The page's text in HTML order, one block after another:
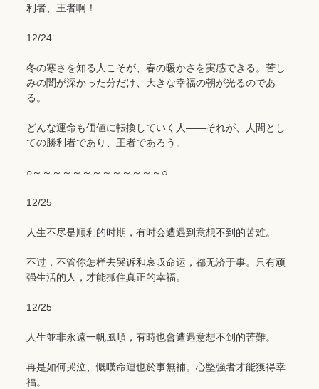
利者、王者啊！
12/24
冬の寒さを知る人こそが、春の暖かさを実感できる。苦し
みの闇が深かった分だけ、大きな幸福の朝が光るのであ
る。
どんな運命も価値に転換していく人――それが、人間とし
ての勝利者であり、王者であろう。
○～～～～～～～～～～～～～○
12/25
人生不尽是顺利的时期，有时会遭遇到意想不到的苦难。
不过，不管你怎样去哭诉和哀叹命运，都无济于事。只有顽
强生活的人，才能㧓住真正的幸福。
12/25
人生並非永遠一帆風順，有時也會遭遇意想不到的苦難。
再是如何哭泣、慨嘆命運也於事無補。心堅強者才能獲得幸
福。